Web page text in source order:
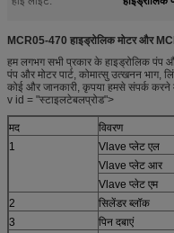
MCR05-470 हाइड्रोलिक मोटर और
हम लगभग सभी प्रकार के हाइड्रोलिक पंप
पंप और मोटर पार्ट, कोमात्सु उत्खनन भाग,
कोई और जानकारी, कृपया हमसे संपर्क
v id = "स्टाइलटेबलप्रोड">
मद विवरण
1
Vlave प्लेट एल
Vlave प्लेट आर
Vlave प्लेट एम
2
सिलेंडर ब्लॉक
3
पिन दबाएं